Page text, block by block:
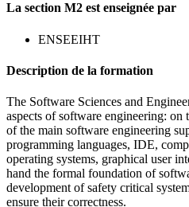
La section M2 est enseignée par
ENSEEIHT
Description de la formation
The Software Sciences and
aspects of software engineering: on
of the main software engineering
programming languages, IDE,
operating systems, graphical user
hand the formal foundation of
development of safety critical
ensure their correctness.